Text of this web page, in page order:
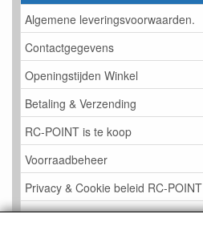
Algemene leveringsvoorwaarden.
Contactgegevens
Openingstijden Winkel
Betaling & Verzending
RC-POINT is te koop
Voorraadbeheer
Privacy & Cookie beleid RC-POINT
LINK PAGINA